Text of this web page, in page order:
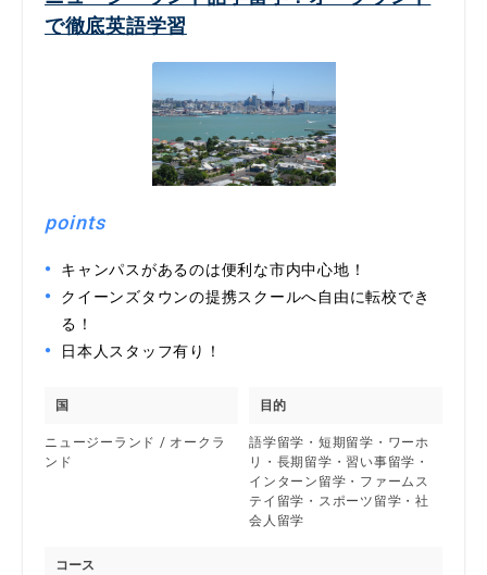
で徹底英語学習
points
キャンパスがあるのは便利な市内中心地！
クイーンズタウンの提携スクールへ自由に転校でき
る！
日本人スタッフ有り！
国
ニュージーランド / オークラ
ンド
目的
語学留学・短期留学・ワーホ
リ・長期留学・習い事留学・
インターン留学・ファームス
テイ留学・スポーツ留学・社
会人留学
コース